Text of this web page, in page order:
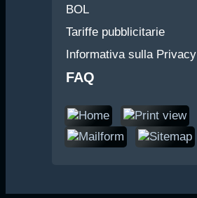
BOL
Tariffe pubblicitarie
Informativa sulla Privacy
FAQ